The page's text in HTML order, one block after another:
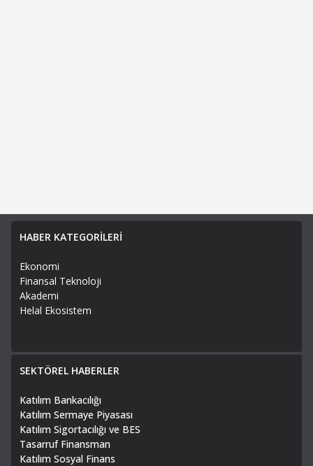
HABER KATEGORİLERİ
Ekonomi
Finansal Teknoloji
Akademi
Helal Ekosistem
SEKTÖREL HABERLER
Katılım Bankacılığı
Katılım Sermaye Piyasası
Katılım Sigortacılığı ve BES
Tasarruf Finansman
Katılım Sosyal Finans